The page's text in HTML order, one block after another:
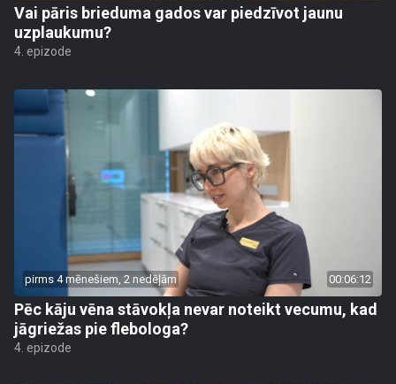
Vai pāris brieduma gados var piedzīvot jaunu
uzplaukumu?
4. epizode
pirms 4 mēnešiem, 2 nedēļām 00:06:12
Pēc kāju vēna stāvokļa nevar noteikt vecumu, kad
jāgriežas pie flebologa?
4. epizode